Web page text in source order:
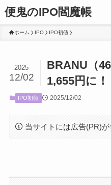
便鬼のIPO閻魔帳
ホーム IPO IPO初値
BRANU（
1,655円に！
2025
12/02
IPO初値 2025/12/02
当サイトには広告(PR)